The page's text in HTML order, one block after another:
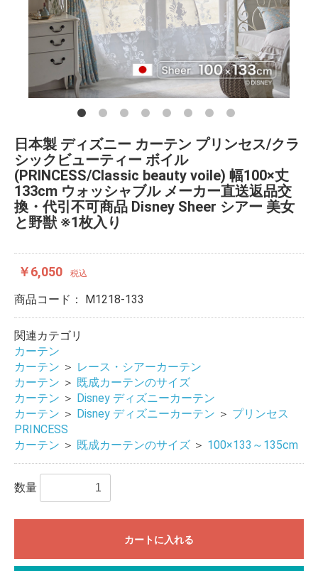
日本製 ディズニー カーテン プリンセス/クラ
シックビューティー ボイル
(PRINCESS/Classic beauty voile) 幅100×丈
133cm ウォッシャブル メーカー直送返品交
換・代引不可商品 Disney Sheer シアー 美女
と野獣 ※1枚入り
￥6,050 税込
商品コード： M1218-133
関連カテゴリ
カーテン
カーテン ＞ レース・シアーカーテン
カーテン ＞ 既成カーテンのサイズ
カーテン ＞ Disney ディズニーカーテン
カーテン ＞ Disney ディズニーカーテン ＞ プリンセス
PRINCESS
カーテン ＞ 既成カーテンのサイズ ＞ 100×133～135cm
数量
カートに入れる